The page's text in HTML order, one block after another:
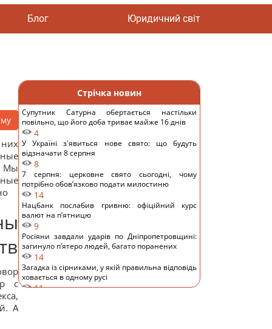
Блог Юридичний світ
Мы
с
А
Стрічка новин
Супутник Сатурна обертається настільки
повільно, що його доба триває майже 16 днів
4
У Україні з'явиться нове свято: що будуть
відзначати 8 серпня
8
7 серпня: церковне свято сьогодні, чому
потрібно обов’язково подати милостиню
14
Нацбанк послабив гривню: офіційний курс
валют на п’ятницю
9
Росіяни завдали ударів по Дніпропетровщині:
загинуло пʼятеро людей, багато поранених
14
Загадка із сірниками, у якій правильна відповідь
ховається в одному русі
11